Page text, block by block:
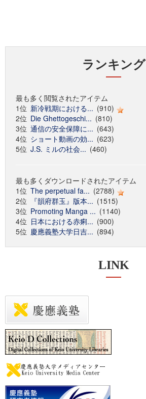
ランキング
最も多く閲覧されたアイテム
1位 新冷戦期における... (910)
2位 Die Ghettogeschi... (810)
3位 通信の安全保障に... (643)
4位 ショート動画の効... (623)
5位 J.S. ミルの社会... (460)
最も多くダウンロードされたアイテム
1位 The perpetual fa... (2788)
2位
『韻府群玉』版本... (1515)
3位 Promoting Manga ... (1140)
4位 日本における赤痢... (900)
5位 慶應義塾大学日吉... (894)
LINK